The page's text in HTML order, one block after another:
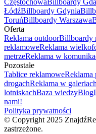
CzęstochowaBillboardy
ŁódźBillboardy Gdynia
ToruńBillboardy Warszawa
Oferta
Reklama outdoorBillboardy
reklamoweReklama
metrzeReklama w
Pozostałe
Tablice reklamoweReklama
drogachReklama w
lotniskachBaza wiedzyBlog
nami!
Polityka prywatności
© Copyright 2025
zastrzeżone.